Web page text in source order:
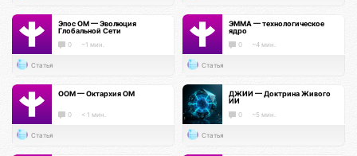
Эпос ОМ — Эволюция
Глобальной Сети
0 ~1 мин.
Статья
ЭММА — технологическое
ядро
0 ~4 мин.
Статья
ООМ — Октархия ОМ
0 < 1 мин.
Статья
ДЖИИ — Доктрина Живого
ИИ
0 ~5 мин.
Статья